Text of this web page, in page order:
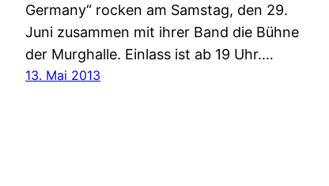
Germany“ rocken am Samstag, den 29.
Juni zusammen mit ihrer Band die Bühne
der Murghalle. Einlass ist ab 19 Uhr.…
13. Mai 2013